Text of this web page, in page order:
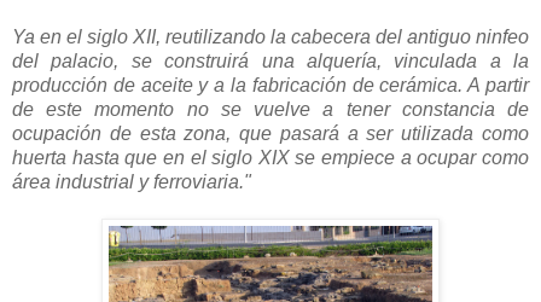
Ya en el siglo XII, reutilizando la cabecera del antiguo ninfeo
del palacio, se construirá una alquería, vinculada a la
producción de aceite y a la fabricación de cerámica. A partir
de este momento no se vuelve a tener constancia de
ocupación de esta zona, que pasará a ser utilizada como
huerta hasta que en el siglo XIX se empiece a ocupar como
área industrial y ferroviaria."